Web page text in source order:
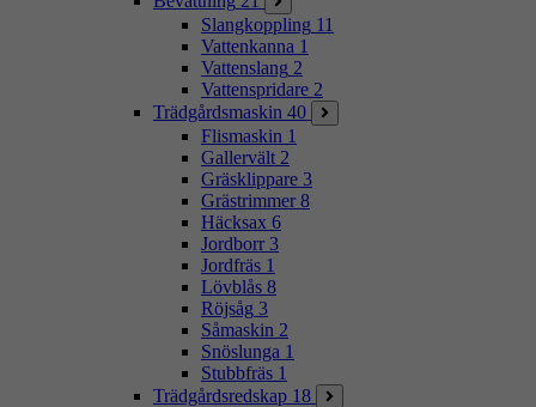
Slangkoppling 11
Vattenkanna 1
Vattenslang 2
Vattenspridare 2
Trädgårdsmaskin 40
Flismaskin 1
Gallervält 2
Gräsklippare 3
Grästrimmer 8
Häcksax 6
Jordborr 3
Jordfräs 1
Lövblås 8
Röjsåg 3
Såmaskin 2
Snöslunga 1
Stubbfräs 1
Trädgårdsredskap 18